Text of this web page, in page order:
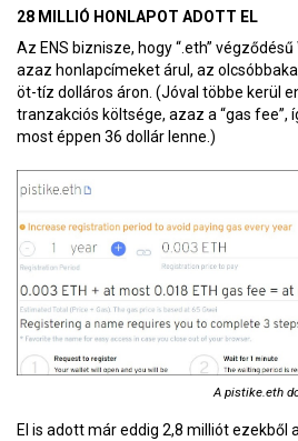
28 MILLIÓ HONLAPOT ADOTT EL
Az ENS biznisze, hogy “.eth”
azaz honlapcímeket árul, az
öt-tíz dolláros áron. (Jóval többe kerül
tranzakciós költsége, azaz a “gas fee”,
most éppen 36 dollár lenne.)
A pistike.eth
El is adott már eddig 2,8 milliót ezekből